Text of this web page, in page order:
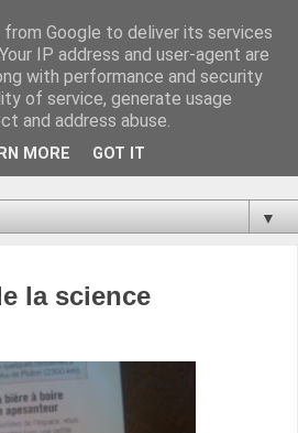
chemin susceptible de nous faire
vérité, utilisons la par des moyens
Le temps qu'on remplisse nos
▼
la science
Google to deliver its services
IP address and user-agent are
with performance and security
of service, generate usage
and address abuse.
MORE GOT IT